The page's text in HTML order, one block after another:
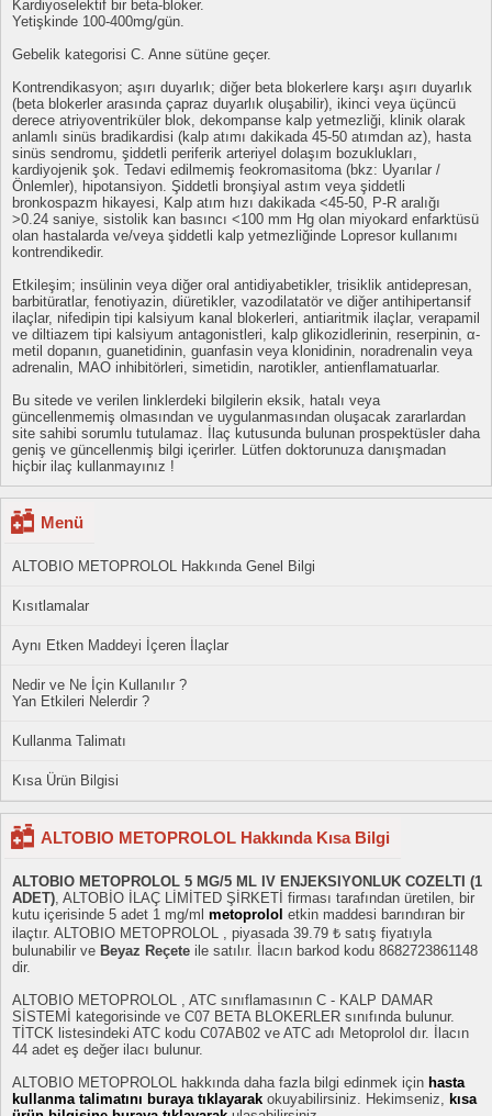
Kardiyoselektif bir beta-bloker.
Yetişkinde 100-400mg/gün.
Gebelik kategorisi C. Anne sütüne geçer.
Kontrendikasyon; aşırı duyarlık; diğer beta blokerlere karşı aşırı duyarlık
(beta blokerler arasında çapraz duyarlık oluşabilir), ikinci veya üçüncü
derece atriyoventriküler blok, dekompanse kalp yetmezliği, klinik olarak
anlamlı sinüs bradikardisi (kalp atımı dakikada 45-50 atımdan az), hasta
sinüs sendromu, şiddetli periferik arteriyel dolaşım bozuklukları,
kardiyojenik şok. Tedavi edilmemiş feokromasitoma (bkz: Uyarılar /
Önlemler), hipotansiyon. Şiddetli bronşiyal astım veya şiddetli
bronkospazm hikayesi, Kalp atım hızı dakikada <45-50, P-R aralığı
>0.24 saniye, sistolik kan basıncı <100 mm Hg olan miyokard enfarktüsü
olan hastalarda ve/veya şiddetli kalp yetmezliğinde Lopresor kullanımı
kontrendikedir.
Etkileşim; insülinin veya diğer oral antidiyabetikler, trisiklik antidepresan,
barbitüratlar, fenotiyazin, diüretikler, vazodilatatör ve diğer antihipertansif
ilaçlar, nifedipin tipi kalsiyum kanal blokerleri, antiaritmik ilaçlar, verapamil
ve diltiazem tipi kalsiyum antagonistleri, kalp glikozidlerinin, reserpinin, α-
metil dopanın, guanetidinin, guanfasin veya klonidinin, noradrenalin veya
adrenalin, MAO inhibitörleri, simetidin, narotikler, antienflamatuarlar.
Bu sitede ve verilen linklerdeki bilgilerin eksik, hatalı veya
güncellenmemiş olmasından ve uygulanmasından oluşacak zararlardan
site sahibi sorumlu tutulamaz. İlaç kutusunda bulunan prospektüsler daha
geniş ve güncellenmiş bilgi içerirler. Lütfen doktorunuza danışmadan
hiçbir ilaç kullanmayınız !
Menü
ALTOBIO METOPROLOL Hakkında Genel Bilgi
Kısıtlamalar
Aynı Etken Maddeyi İçeren İlaçlar
Nedir ve Ne İçin Kullanılır ?
Yan Etkileri Nelerdir ?
Kullanma Talimatı
Kısa Ürün Bilgisi
ALTOBIO METOPROLOL Hakkında Kısa Bilgi
ALTOBIO METOPROLOL 5 MG/5 ML IV ENJEKSIYONLUK COZELTI (1
ADET), ALTOBİO İLAÇ LİMİTED ŞİRKETİ firması tarafından üretilen, bir
kutu içerisinde 5 adet 1 mg/ml metoprolol etkin maddesi barındıran bir
ilaçtır. ALTOBIO METOPROLOL , piyasada 39.79 ₺ satış fiyatıyla
bulunabilir ve Beyaz Reçete ile satılır. İlacın barkod kodu 8682723861148
dir.
ALTOBIO METOPROLOL , ATC sınıflamasının C - KALP DAMAR
SİSTEMİ kategorisinde ve C07 BETA BLOKERLER sınıfında bulunur.
TİTCK listesindeki ATC kodu C07AB02 ve ATC adı Metoprolol dır. İlacın
44 adet eş değer ilacı bulunur.
ALTOBIO METOPROLOL hakkında daha fazla bilgi edinmek için hasta
kullanma talimatını buraya tıklayarak okuyabilirsiniz. Hekimseniz, kısa